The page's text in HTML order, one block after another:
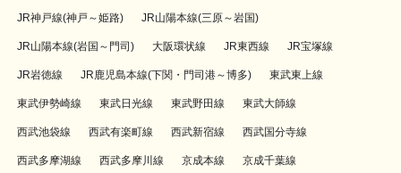
JR神戸線(神戸～姫路) JR山陽本線(三原～岩国)
JR山陽本線(岩国～門司) 大阪環状線 JR東西線 JR宝塚線
JR岩徳線 JR鹿児島本線(下関・門司港～博多) 東武東上線
東武伊勢崎線 東武日光線 東武野田線 東武大師線
西武池袋線 西武有楽町線 西武新宿線 西武国分寺線
西武多摩湖線 西武多摩川線 京成本線 京成千葉線